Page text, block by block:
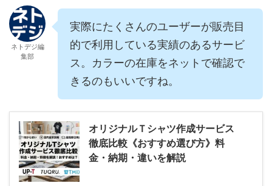
ネトデジ編
集部
実際にたくさんのユーザーが販売目
的で利用している実績のあるサービ
ス。カラーの在庫をネットで確認で
きるのもいいですね。
オリジナルＴシャツ作成サービス
徹底比較《おすすめ選び方》料
金・納期・違いを解説